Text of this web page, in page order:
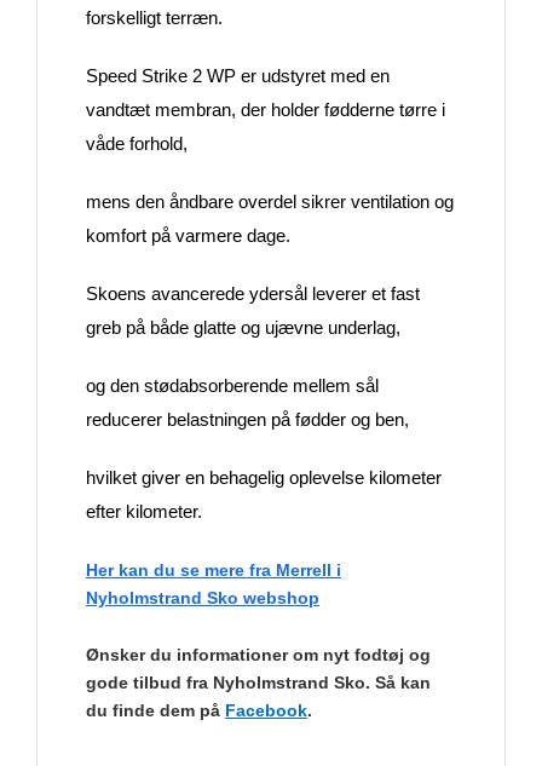
forskelligt terræn.
Speed Strike 2 WP er udstyret med en
vandtæt membran, der holder fødderne tørre i
våde forhold,
mens den åndbare overdel sikrer ventilation og
komfort på varmere dage.
Skoens avancerede ydersål leverer et fast
greb på både glatte og ujævne underlag,
og den stødabsorberende mellem sål
reducerer belastningen på fødder og ben,
hvilket giver en behagelig oplevelse kilometer
efter kilometer.
Her kan du se mere fra Merrell i
Nyholmstrand Sko webshop
Ønsker du informationer om nyt fodtøj og
gode tilbud fra Nyholmstrand Sko. Så kan
du finde dem på Facebook.